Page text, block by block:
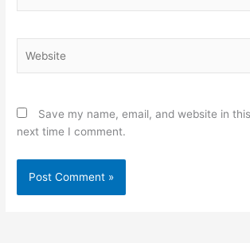
Save my name, email, and website in
next time I comment.